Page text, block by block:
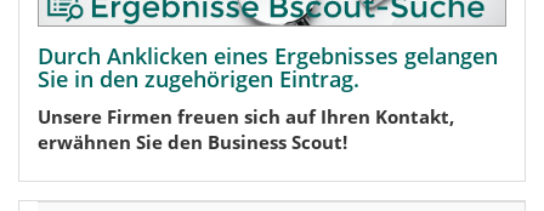
Durch Anklicken eines Ergebnisses gelangen
Sie in den zugehörigen Eintrag.
Unsere Firmen freuen sich auf Ihren Kontakt,
erwähnen Sie den Business Scout!